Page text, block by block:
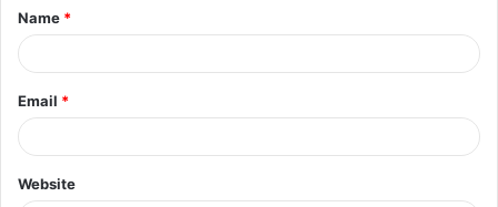
*
Name *
Email *
Website